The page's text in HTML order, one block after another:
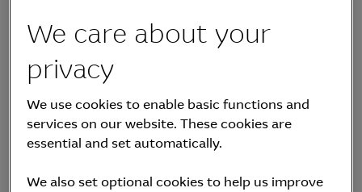
종목코드
한국거래소(맥쿼리인프라:
KS.088980)
집합투자업자 맥쿼리자산운용(주)
We care about your
privacy
We use cookies to enable basic functions and
services on our website. These cookies are
essential and set automatically.
We also set optional cookies to help us improve